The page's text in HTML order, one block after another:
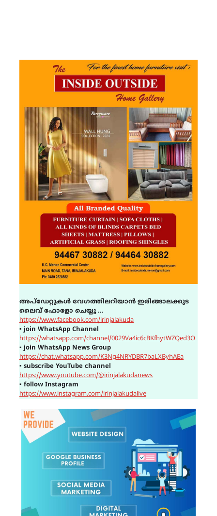
അപ്ഡേറ്റുകൾ വേഗത്തിലറിയാൻ ഇരിങ്ങാലക്കുട
ലൈവ് ഫോളോ ചെയ്യൂ …
https://www.facebook.com/irinjalakuda
▪join WhatsApp Channel
https://whatsapp.com/channel/0029Va4ic6cBKfhytWZQed3O
▪join WhatsApp News Group
https://chat.whatsapp.com/K3Ng4NRYDBR7baLXByhAEa
▪ subscribe YouTube channel
https://www.youtube.com/@irinjalakudanews
▪ follow Instagram
https://www.instagram.com/irinjalakudalive